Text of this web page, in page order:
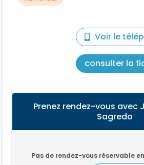
Voir le
consulter la
Prenez rendez-vous avec
Sagredo
Pas de rendez-vous réservable